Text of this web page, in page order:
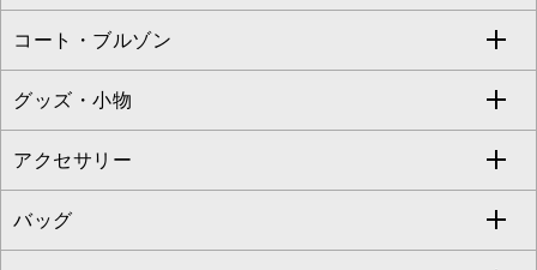
カーディガン
アンサンブルセット
ベスト・ジレ
パーカー
チュニック
ジャンパースカート
その他のワンピース・ドレス
クロップド・半端丈パンツ
ガウチョ・ワイドパンツ
ハーフ・ショート丈パンツ
サロペット・オールインワン
ロング・マキシ丈スカート
ひざ丈スカート
ミモレ丈スカート
ショート・ミニ丈スカート
すべてのジャケット・スーツ
テーラードジャケット
ノーカラージャケット
セットアップ
コート・ブルゾン
すべてのコート・ブルゾン
トレンチコート
ピーコート
グッズ・小物
すべてのグッズ・小物
マスク
アクセサリー
すべてのアクセサリー
バッグ